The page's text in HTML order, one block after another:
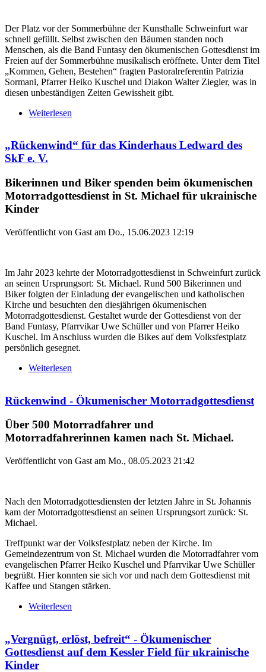
Der Platz vor der Sommerbühne der Kunsthalle Schweinfurt war
schnell gefüllt. Selbst zwischen den Bäumen standen noch
Menschen, als die Band Funtasy den ökumenischen Gottesdienst im
Freien auf der Sommerbühne musikalisch eröffnete. Unter dem Titel
„Kommen, Gehen, Bestehen“ fragten Pastoralreferentin Patrizia
Sormani, Pfarrer Heiko Kuschel und Diakon Walter Ziegler, was in
diesen unbeständigen Zeiten Gewissheit gibt.
Weiterlesen
„Rückenwind“ für das Kinderhaus Ledward des
SkF e. V.
Bikerinnen und Biker spenden beim ökumenischen
Motorradgottesdienst in St. Michael für ukrainische
Kinder
Veröffentlicht von Gast am Do., 15.06.2023 12:19
Im Jahr 2023 kehrte der Motorradgottesdienst in Schweinfurt zurück
an seinen Ursprungsort: St. Michael. Rund 500 Bikerinnen und
Biker folgten der Einladung der evangelischen und katholischen
Kirche und besuchten den diesjährigen ökumenischen
Motorradgottesdienst. Gestaltet wurde der Gottesdienst von der
Band Funtasy, Pfarrvikar Uwe Schüller und von Pfarrer Heiko
Kuschel. Im Anschluss wurden die Bikes auf dem Volksfestplatz
persönlich gesegnet.
Weiterlesen
Rückenwind - Ökumenischer Motorradgottesdienst
Über 500 Motorradfahrer und
Motorradfahrerinnen kamen nach St. Michael.
Veröffentlicht von Gast am Mo., 08.05.2023 21:42
Nach den Motorradgottesdiensten der letzten Jahre in St. Johannis
kam der Motorradgottesdienst an seinen Ursprungsort zurück: St.
Michael.
Treffpunkt war der Volksfestplatz neben der Kirche. Im
Gemeindezentrum von St. Michael wurden die Motorradfahrer vom
evangelischen Pfarrer Heiko Kuschel und Pfarrvikar Uwe Schüller
begrüßt. Hier konnten sie sich vor und nach dem Gottesdienst mit
Kaffee und Stangen stärken.
Weiterlesen
„Vergnügt, erlöst, befreit“ - Ökumenischer
Gottesdienst auf dem Kessler Field für ukrainische
Kinder